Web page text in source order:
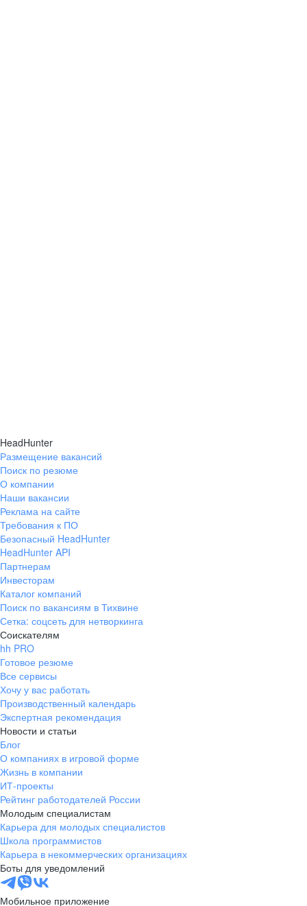
HeadHunter
Размещение вакансий
Поиск по резюме
О компании
Наши вакансии
Реклама на сайте
Требования к ПО
Безопасный HeadHunter
HeadHunter API
Партнерам
Инвесторам
Каталог компаний
Поиск по вакансиям в Тихвине
Сетка: соцсеть для нетворкинга
Соискателям
hh PRO
Готовое резюме
Все сервисы
Хочу у вас работать
Производственный календарь
Экспертная рекомендация
Новости и статьи
Блог
О компаниях в игровой форме
Жизнь в компании
ИТ-проекты
Рейтинг работодателей России
Молодым специалистам
Карьера для молодых специалистов
Школа программистов
Карьера в некоммерческих организациях
Боты для уведомлений
Мобильное приложение